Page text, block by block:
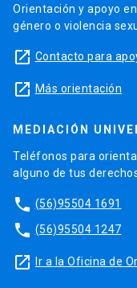
Orientación y apoyo
género o violencia
launch Contacto para
launch Más orientación
MEDIACIÓN
Teléfonos para
alguno de tus
phone (56)95504 1691
phone (56)95504 1247
launch Ir a la Oficina de